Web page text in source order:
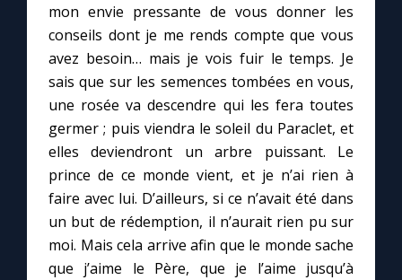
mon envie pressante de vous donner les
conseils dont je me rends compte que vous
avez besoin… mais je vois fuir le temps. Je
sais que sur les semences tombées en vous,
une rosée va descendre qui les fera toutes
germer ; puis viendra le soleil du Paraclet, et
elles deviendront un arbre puissant. Le
prince de ce monde vient, et je n’ai rien à
faire avec lui. D’ailleurs, si ce n’avait été dans
un but de rédemption, il n’aurait rien pu sur
moi. Mais cela arrive afin que le monde sache
que j’aime le Père, que je l’aime jusqu’à